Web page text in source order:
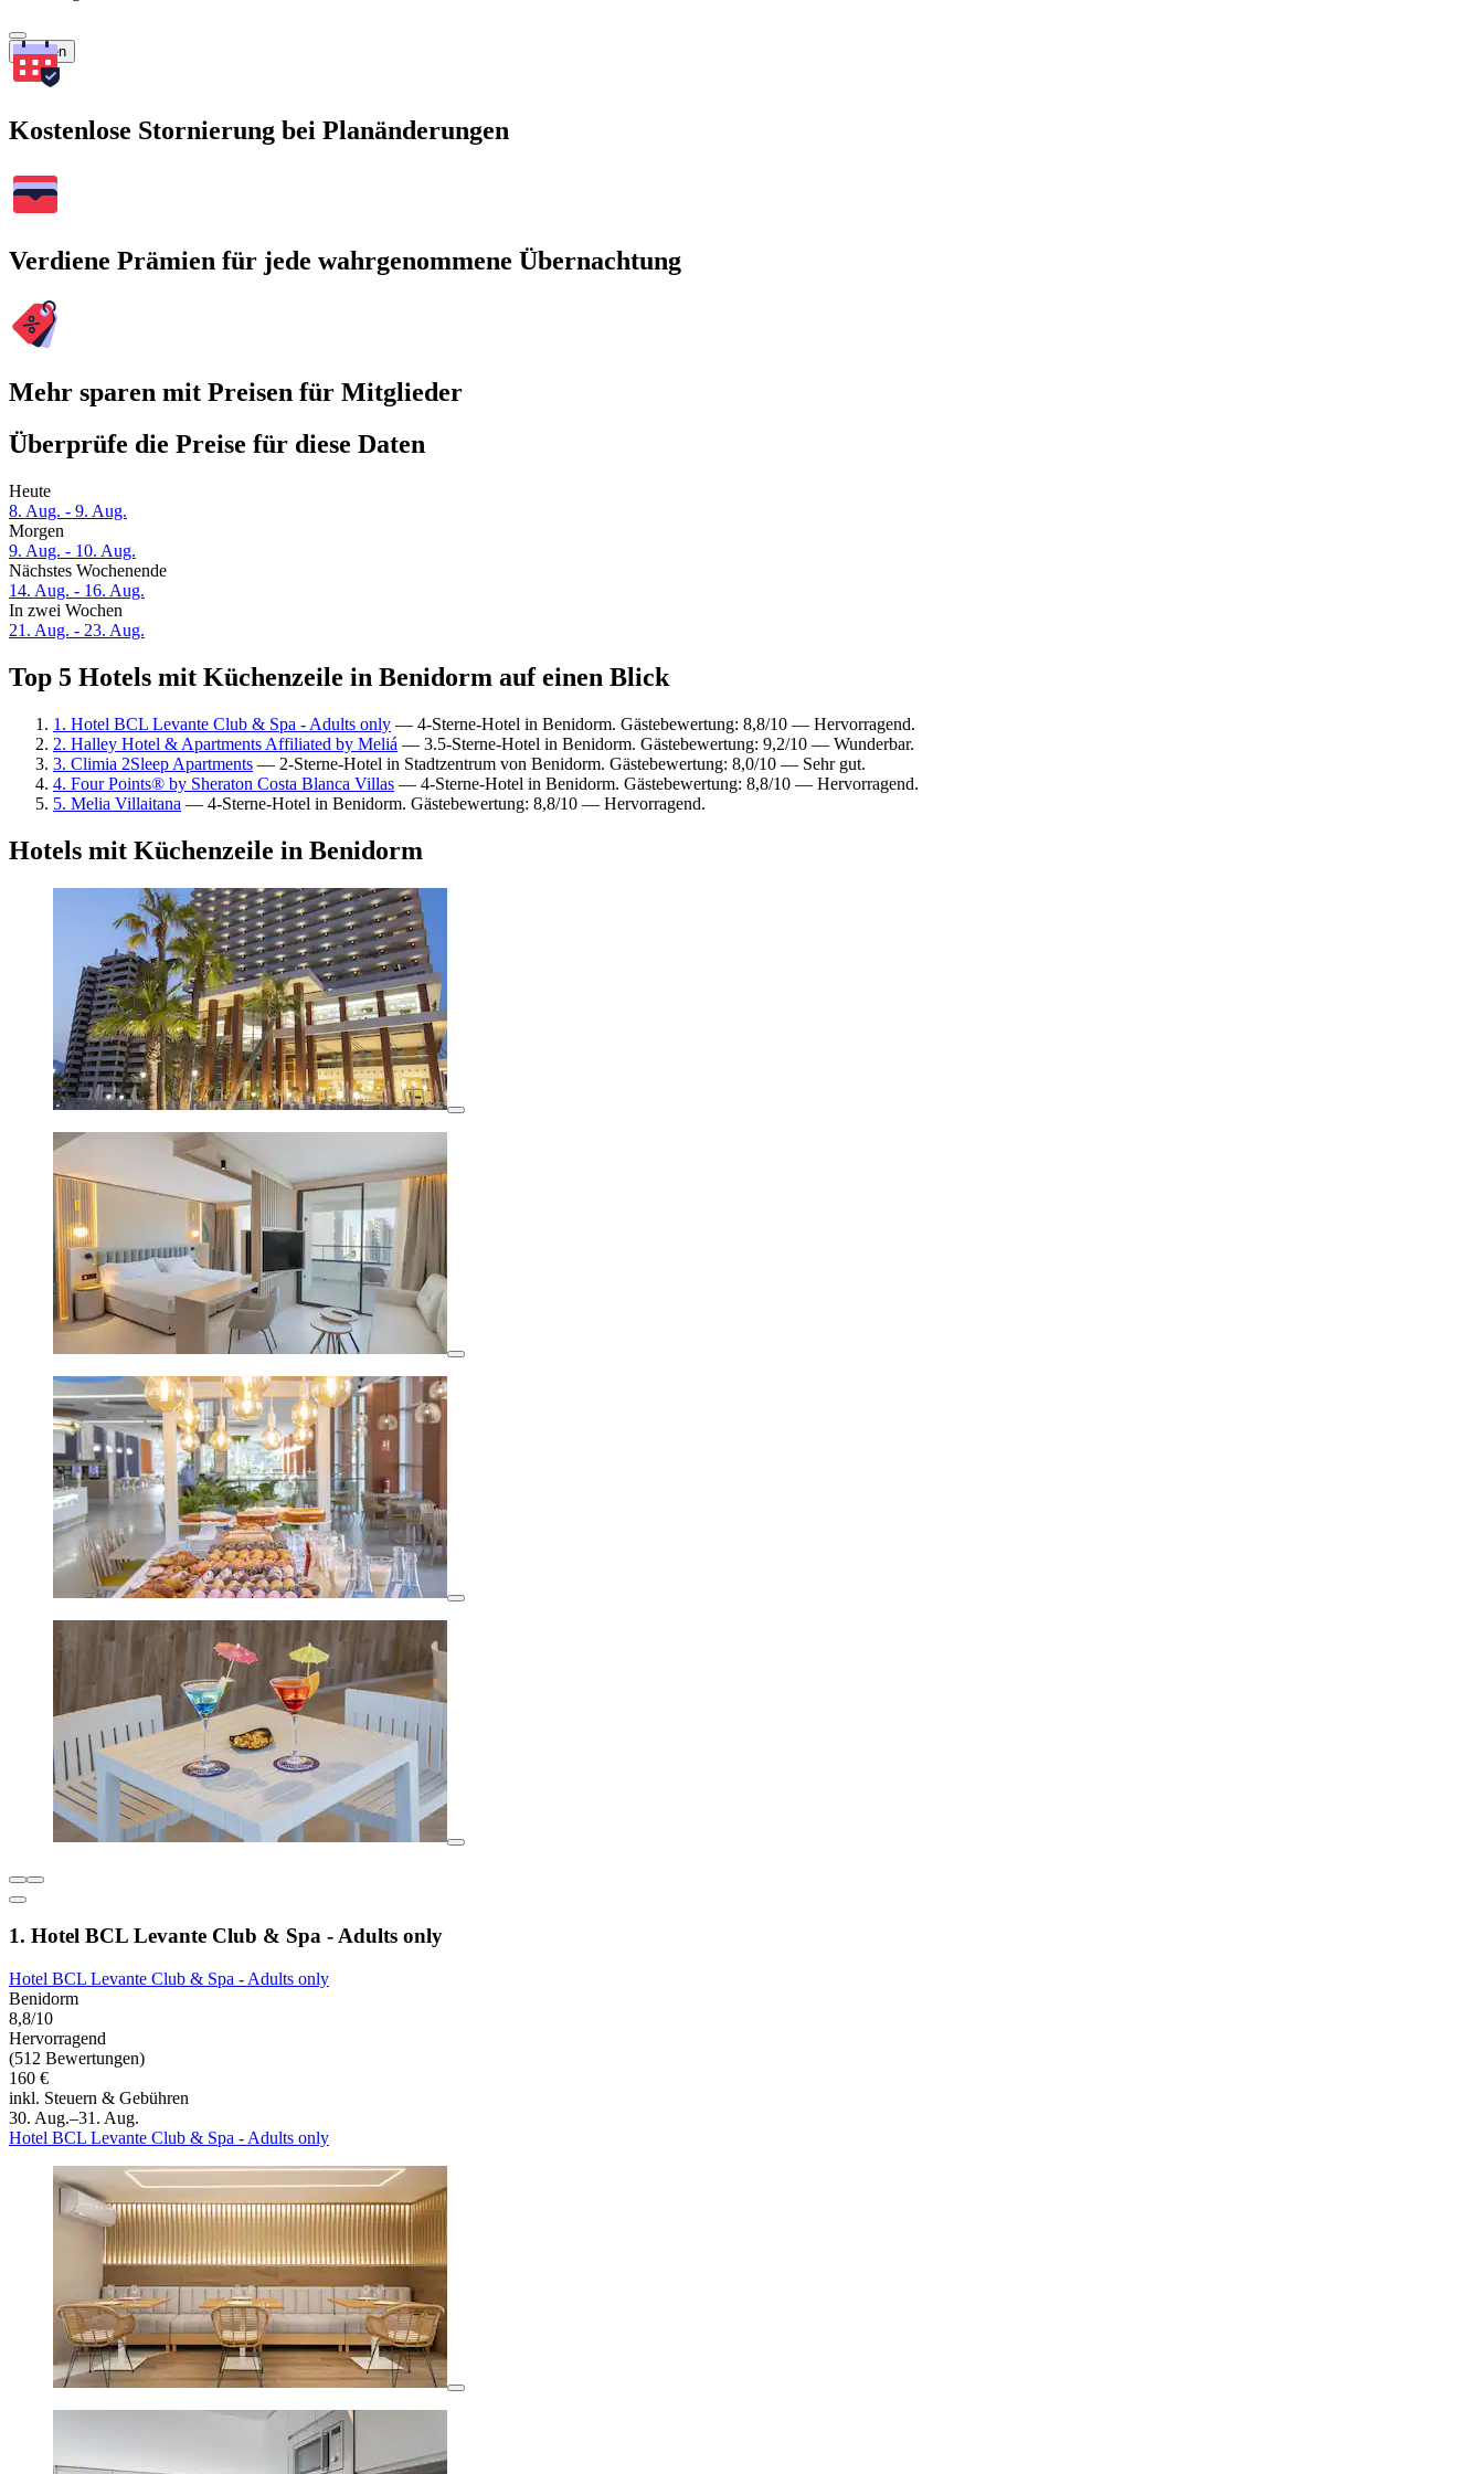
Suchen
Kostenlose Stornierung bei Planänderungen
Verdiene Prämien für jede wahrgenommene Übernachtung
Mehr sparen mit Preisen für Mitglieder
Überprüfe die Preise für diese Daten
Heute
8. Aug. - 9. Aug.
Morgen
9. Aug. - 10. Aug.
Nächstes Wochenende
14. Aug. - 16. Aug.
In zwei Wochen
21. Aug. - 23. Aug.
Top 5 Hotels mit Küchenzeile in Benidorm auf einen Blick
1. Hotel BCL Levante Club & Spa - Adults only — 4-Sterne-Hotel in Benidorm. Gästebewertung: 8,8/10 — Hervorragend.
2. Halley Hotel & Apartments Affiliated by Meliá — 3.5-Sterne-Hotel in Benidorm. Gästebewertung: 9,2/10 — Wunderbar.
3. Climia 2Sleep Apartments — 2-Sterne-Hotel in Stadtzentrum von Benidorm. Gästebewertung: 8,0/10 — Sehr gut.
4. Four Points® by Sheraton Costa Blanca Villas — 4-Sterne-Hotel in Benidorm. Gästebewertung: 8,8/10 — Hervorragend.
5. Melia Villaitana — 4-Sterne-Hotel in Benidorm. Gästebewertung: 8,8/10 — Hervorragend.
Hotels mit Küchenzeile in Benidorm
1. Hotel BCL Levante Club & Spa - Adults only
Hotel BCL Levante Club & Spa - Adults only
Benidorm
8,8/10
Hervorragend
(512 Bewertungen)
160 €
inkl. Steuern & Gebühren
30. Aug.–31. Aug.
Hotel BCL Levante Club & Spa - Adults only